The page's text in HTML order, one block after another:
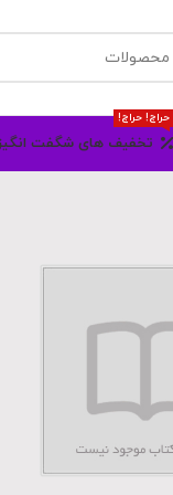
تخفیف های شگفت انگیز
حراج! حراج!